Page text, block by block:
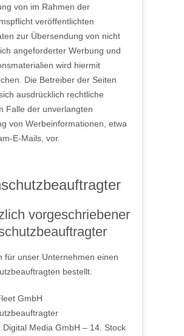
von im Rahmen der
veröffentlichten
zur Übersendung von nicht
angeforderter Werbung und
wird hiermit
Die Betreiber der Seiten
ausdrücklich rechtliche
Falle der unverlangten
von Werbeinformationen, etwa
E-Mails, vor.
vorgeschriebener
für unser Unternehmen einen
bestellt.
GmbH
Digital Media GmbH – 14. Stock